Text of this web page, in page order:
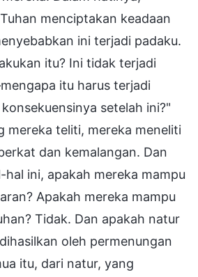
menciptakan keadaan
ini terjadi padaku.
itu? Ini tidak terjadi
itu harus terjadi
setelah ini?"
mereka teliti, mereka meneliti
dan kemalangan. Dan
hal ini, apakah mereka mampu
Apakah mereka mampu
Tidak. Dan apakah natur
oleh permenungan
itu, dari natur, yang